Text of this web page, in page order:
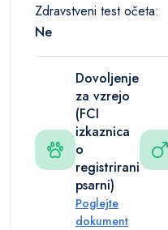
Zdravstveni test očeta:
Ne
Dovoljenje
za vzrejo
(FCI
izkaznica
o
registrirani
psarni)
Poglejte
dokument